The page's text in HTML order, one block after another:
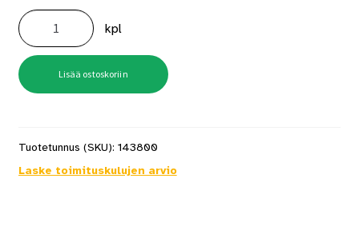
Sinkiläpistooli
Rapid
R
23E
määrä
kpl
Lisää ostoskoriin
Tuotetunnus (SKU): 143800
Laske toimituskulujen arvio